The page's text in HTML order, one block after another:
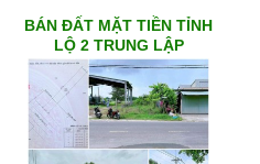
BÁN ĐẤT MẶT TIỀN TỈNH
LỘ 2 TRUNG LẬP
THƯỢNG - 6mx48m full
THỔ